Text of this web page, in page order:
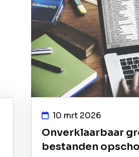
10 mrt 2026
Onverklaarbaar
bestanden